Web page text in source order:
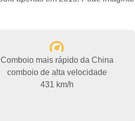
Comboio mais rápido da China
comboio de alta velocidade
431 km/h